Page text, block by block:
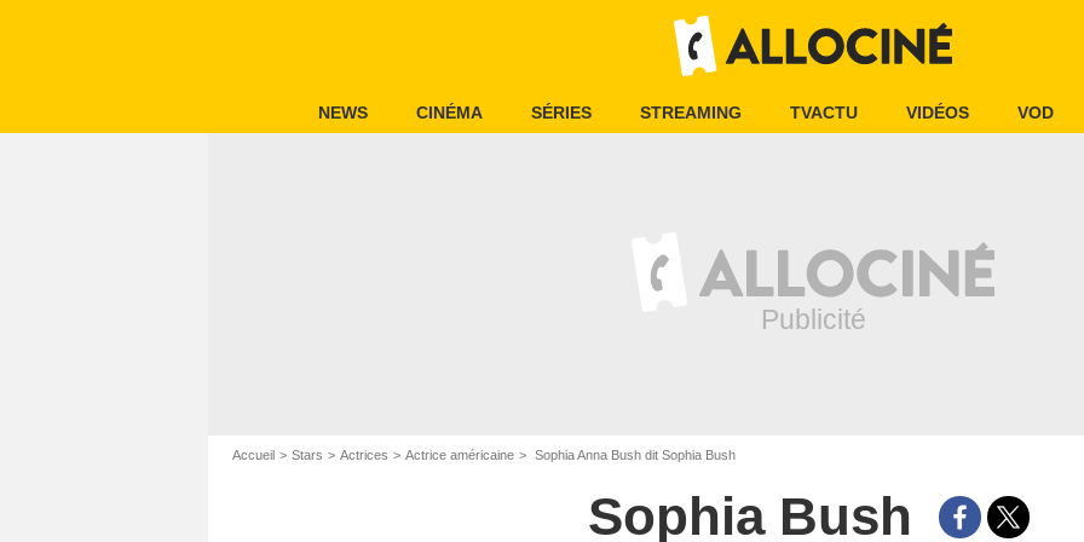
NEWS CINÉMA SÉRIES STREAMING TVACTU VIDÉOS VOD
Accueil Stars Actrices Actrice américaine Sophia Anna Bush dit Sophia Bush
Sophia Bush